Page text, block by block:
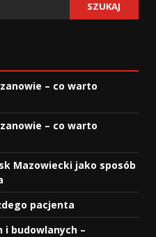
SZUKAJ
– co warto
– co warto
Mazowiecki jako sposób
pacjenta
i budowlanych –